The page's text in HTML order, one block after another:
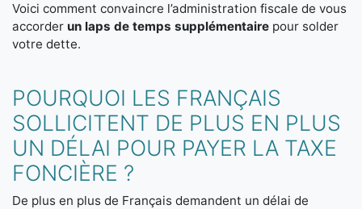
Voici comment convaincre l’administration fiscale de vous
accorder un laps de temps supplémentaire pour solder
votre dette.
POURQUOI LES FRANÇAIS
SOLLICITENT DE PLUS EN PLUS
UN DÉLAI POUR PAYER LA TAXE
FONCIÈRE ?
De plus en plus de Français demandent un délai de